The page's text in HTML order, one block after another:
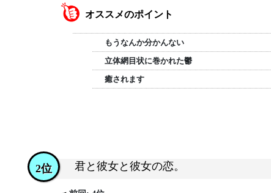
オススメのポイント
もうなんか分かんない
立体網目状に巻かれた鬱
癒されます
君と彼女と彼女の恋。
2位